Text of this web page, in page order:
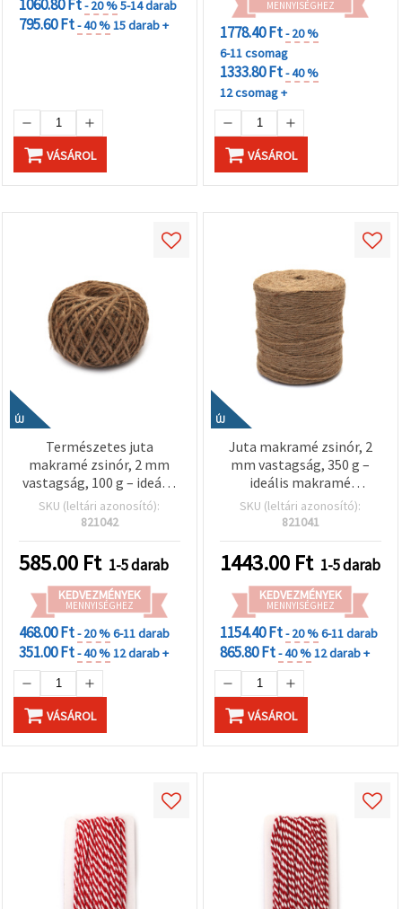
1060.80 Ft- 20 %5-14 darab
795.60 Ft- 40 %15 darab +
VÁSÁROL
MENNYISÉGHEZ
1778.40 Ft- 20 %
6-11 csomag
1333.80 Ft- 40 %
12 csomag +
VÁSÁROL
ÚJ
Természetes juta
makramé zsinór, 2 mm
vastagság, 100 g – ideális
makramé projektekhez,
dekorációs kézműves
handmade designokhoz
SKU (leltári azonosító):
821042
585.00 Ft 1-5 darab
KEDVEZMÉNYEK
MENNYISÉGHEZ
468.00 Ft- 20 %6-11 darab
351.00 Ft- 40 %12 darab +
VÁSÁROL
ÚJ
Juta makramé zsinór, 2
mm vastagság, 350 g –
ideális makramé
projektekhez, dekorációs
kézműves munkákhoz és
alkotásokhoz
SKU (leltári azonosító):
821041
1443.00 Ft 1-5 darab
KEDVEZMÉNYEK
MENNYISÉGHEZ
1154.40 Ft- 20 %6-11 darab
865.80 Ft- 40 %12 darab +
VÁSÁROL